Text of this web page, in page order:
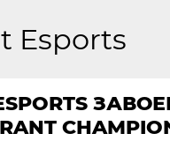
Esports